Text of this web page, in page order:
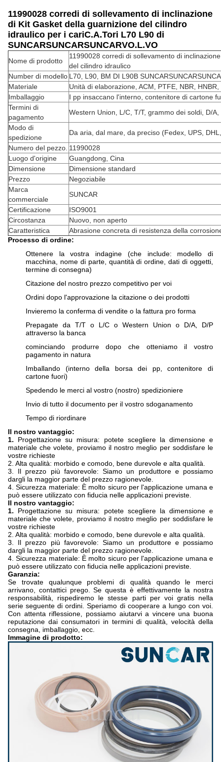
11990028 corredi di sollevamento di inclinazione
di Kit Gasket della guarnizione del cilindro
idraulico per i cariC.A.Tori L70 L90 di
SUNCARSUNCARSUNCARVO.L.VO
Nome di prodotto
11990028 corredi di sollevamento di
del cilindro idraulico
Number di modello L70, L90, BM DI L90B
Materiale
Unità di elaborazione, ACM, PTFE, NBR,
Imballaggio
I pp insaccano l'interno, contenitore di cartone
Termini di
pagamento
Western Union, L/C, T/T, grammo dei soldi, D/A,
Modo di
spedizione
Da aria, dal mare, da preciso (Fedex, UPS,
Numero del pezzo. 11990028
Luogo d'origine
Guangdong, Cina
Dimensione
Dimensione standard
Prezzo
Negoziabile
Marca
commerciale
SUNCAR
Certificazione
ISO9001
Circostanza
Nuovo, non aperto
Caratteristica
Abrasione concreta di resistenza della
Processo di ordine:
Ottenere la vostra indagine (che include: modello di
macchina, nome di parte, quantità di ordine, dati di oggetti,
termine di consegna)
Citazione del nostro prezzo competitivo per voi
Ordini dopo l'approvazione la citazione o dei prodotti
Invieremo la conferma di vendite o la fattura pro forma
Prepagate da T/T o L/C o Western Union o D/A, D/P
attraverso la banca
cominciando produrre dopo che otteniamo il vostro
pagamento in natura
Imballando (interno della borsa dei pp, contenitore di
cartone fuori)
Spedendo le merci al vostro (nostro) spedizioniere
Invio di tutto il documento per il vostro sdoganamento
Tempo di riordinare
Il nostro vantaggio:
1. Progettazione su misura: potete scegliere la dimensione e
materiale che volete, proviamo il nostro meglio per soddisfare le
vostre richieste
2. Alta qualità: morbido e comodo, bene durevole e alta qualità.
3. Il prezzo più favorevole: Siamo un produttore e possiamo
dargli la maggior parte del prezzo ragionevole.
4. Sicurezza materiale: È molto sicuro per l'applicazione umana e
può essere utilizzato con fiducia nelle applicazioni previste.
Il nostro vantaggio:
1. Progettazione su misura: potete scegliere la dimensione e
materiale che volete, proviamo il nostro meglio per soddisfare le
vostre richieste
2. Alta qualità: morbido e comodo, bene durevole e alta qualità.
3. Il prezzo più favorevole: Siamo un produttore e possiamo
dargli la maggior parte del prezzo ragionevole.
4. Sicurezza materiale: È molto sicuro per l'applicazione umana e
può essere utilizzato con fiducia nelle applicazioni previste.
Garanzia:
Se trovate qualunque problemi di qualità quando le merci
arrivano, contattici prego. Se questa è effettivamente la nostra
responsabilità, rispediremo le stesse parti per voi gratis nella
serie seguente di ordini. Speriamo di cooperare a lungo con voi.
Con attenta riflessione, possiamo aiutarvi a vincere una buona
reputazione dai consumatori in termini di qualità, velocità della
consegna, imballaggio, ecc.
Immagine di prodotto: